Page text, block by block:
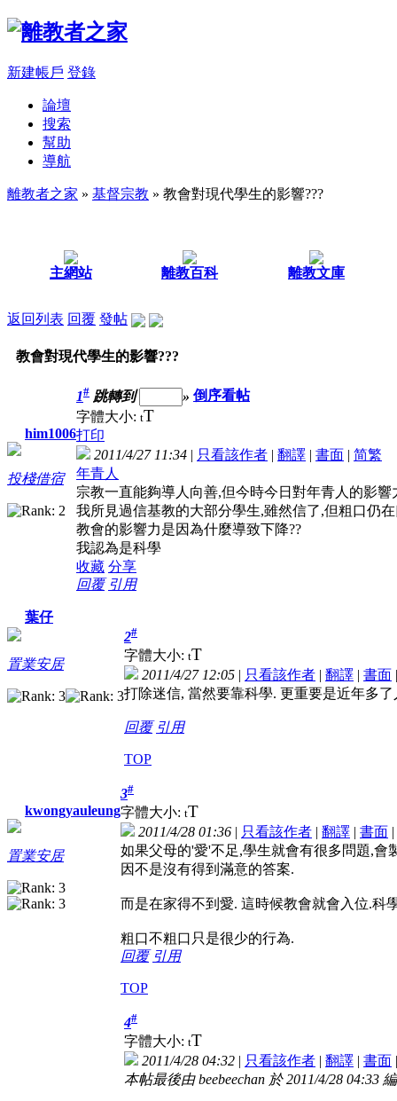
新建帳戶 登錄
論壇
搜索
幫助
導航
離教者之家 » 基督宗教 » 教會對現代學生的影響???
主網站 離教百科 離教文庫
返回列表 回覆 發帖
教會對現代學生的影響???
him1006
投棧借宿
1# 跳轉到 » 倒序看帖
字體大小: tT
打印
2011/4/27 11:34 | 只看該作者 | 翻譯 | 書面 | 简繁
年青人
宗教一直能夠導人向善,但今時今日對年青人的影響
我所見過信基教的大部分學生,雖然信了,但粗口仍
教會的影響力是因為什麼導致下降??
我認為是科學
收藏 分享
回覆 引用
葉仔
置業安居
2#
字體大小: tT
2011/4/27 12:05 | 只看該作者 | 翻譯 | 書面
打除迷信, 當然要靠科學. 更重要是近年多
回覆 引用
TOP
kwongyauleung
置業安居
3#
字體大小: tT
2011/4/28 01:36 | 只看該作者 | 翻譯 | 書面 |
如果父母的'愛'不足,學生就會有很多問題,會
因不是沒有得到滿意的答案.
而是在家得不到愛. 這時候教會就會入位.科
粗口不粗口只是很少的行為.
回覆 引用
TOP
4#
字體大小: tT
2011/4/28 04:32 | 只看該作者 | 翻譯 | 書面
本帖最後由 beebeechan 於 2011/4/28 04:33